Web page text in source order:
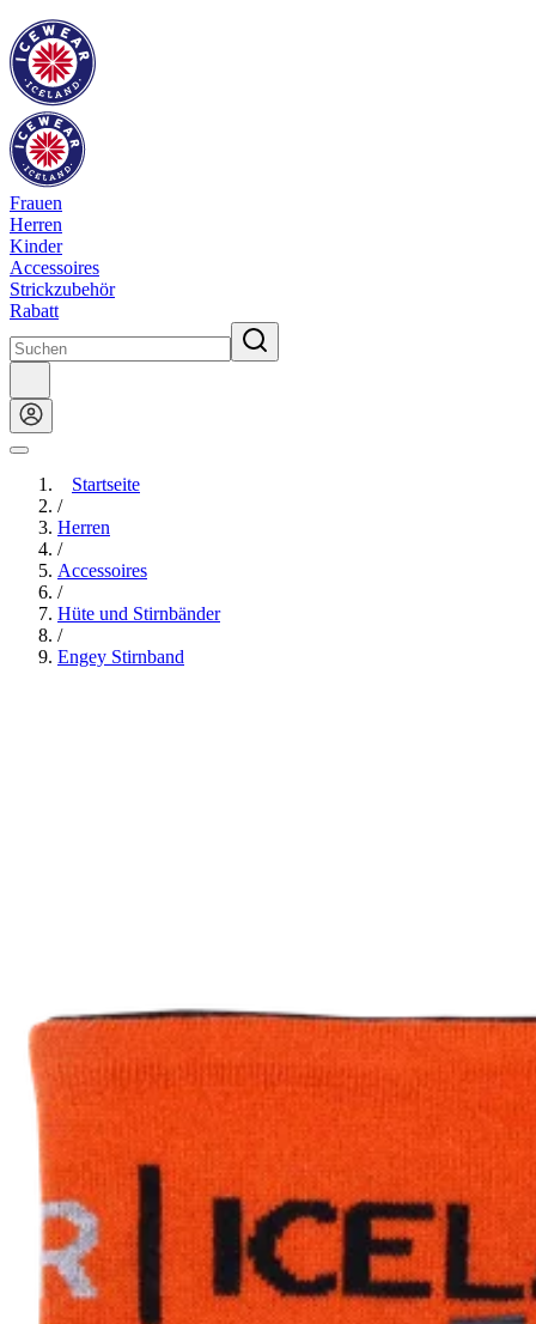
Frauen
Herren
Kinder
Accessoires
Strickzubehör
Rabatt
Startseite
/
Herren
/
Accessoires
/
Hüte und Stirnbänder
/
Engey Stirnband